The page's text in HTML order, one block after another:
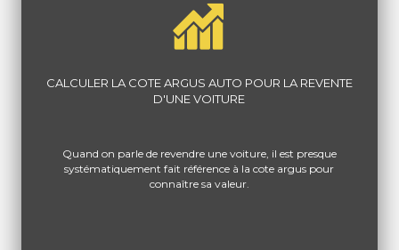
CALCULER LA COTE ARGUS AUTO POUR LA REVENTE
D'UNE VOITURE
Quand on parle de revendre une voiture, il est presque
systématiquement fait référence à la cote argus pour
connaître sa valeur.